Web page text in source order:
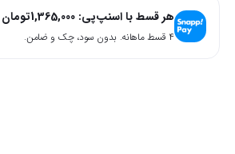
هر قسط با اسنپ‌پی: تومان1,365,000
۴ قسط ماهانه. بدون سود، چک و ضامن.